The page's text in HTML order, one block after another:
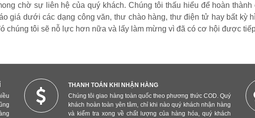
chờ sự liên hệ của quý khách. Chúng tôi thấu hiểu để hoàn
giá dưới các dạng công văn, thư chào hàng, thư điện tử hay bất kỳ
chúng tôi sẽ nỗ lực hơn nữa và lấy làm mừng vì đã có cơ hội được
THANH TOÁN KHI NHẬN HÀNG
Chúng tôi giao hàng toàn quốc theo phương thức COD. Quý
khách hoàn toàn yên tâm, chỉ khi nào quý khách nhận hàng
và kiểm tra xong về chất lượng của hàng hóa, quý khách